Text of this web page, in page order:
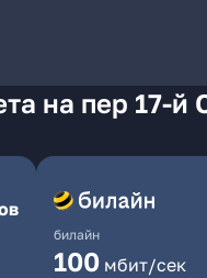
на пер 17-й
билайн
100 мбит/сек